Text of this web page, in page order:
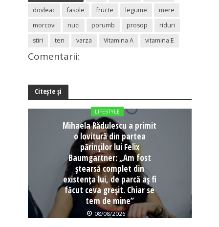
dovleac
fasole fructe legume
mere
morcovi
nuci porumb prosop
riduri
stiri
ten varza Vitamina A vitamina E
Comentarii:
Citește și
LIFESTYLE
Mihaela Rădulescu a primit
o lovitură din partea
părinților lui Felix
Baumgartner: „Am fost
ștearsă complet din
existența lui, de parcă aș fi
făcut ceva greșit. Chiar se
tem de mine”
08/08/2026